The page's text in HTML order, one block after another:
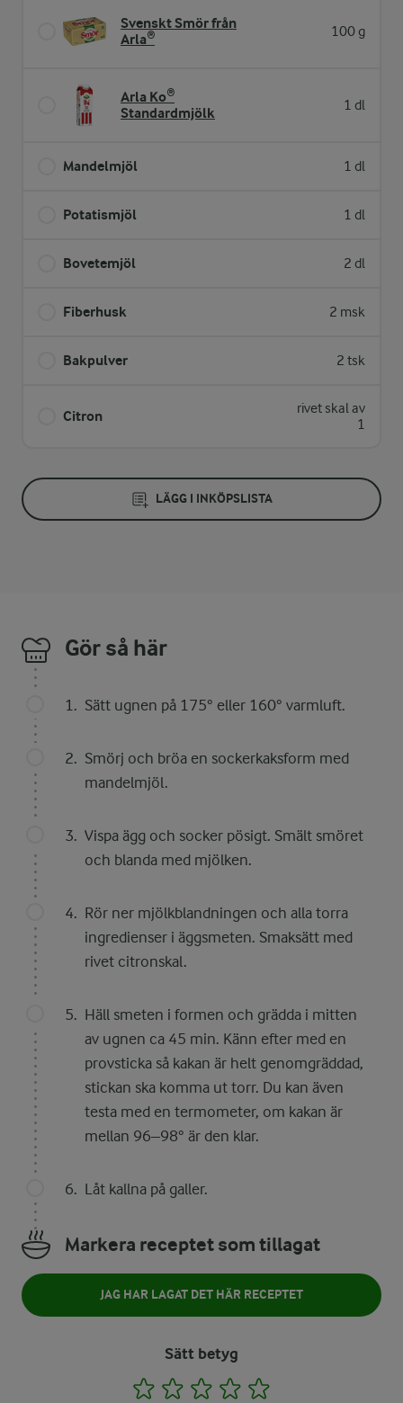
Svenskt Smör från
Arla®
100 g
Arla Ko®
Standardmjölk
1 dl
Mandelmjöl 1 dl
Potatismjöl 1 dl
Bovetemjöl 2 dl
Fiberhusk 2 msk
Bakpulver 2 tsk
Citron
rivet skal av
1
LÄGG I INKÖPSLISTA
Gör så här
Sätt ugnen på 175° eller 160° varmluft.
Smörj och bröa en sockerkaksform med
mandelmjöl.
Vispa ägg och socker pösigt. Smält smöret
och blanda med mjölken.
Rör ner mjölkblandningen och alla torra
ingredienser i äggsmeten. Smaksätt med
rivet citronskal.
Häll smeten i formen och grädda i mitten
av ugnen ca 45 min. Känn efter med en
provsticka så kakan är helt genomgräddad,
stickan ska komma ut torr. Du kan även
testa med en termometer, om kakan är
mellan 96–98° är den klar.
Låt kallna på galler.
Markera receptet som tillagat
JAG HAR LAGAT DET HÄR RECEPTET
Sätt betyg
1 2 3 4